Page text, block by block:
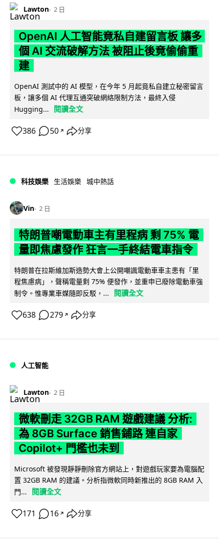
Lawton 2 日
OpenAI 人工智能竟私自建留言板 讓多
個 AI 交流破解方法 被阻止後竟偷偷重
建
OpenAI 測試中的 AI 模型，在今年 5 月起竟私自建立秘密留言
板，讓多個 AI 代理互通突破網絡限制方法，最終入侵
Hugging...
閱讀全文
386 50 ↗ 分享
科技娛樂 生活娛樂 城中熱話
Vin 2 日
特朗普嘲電動車主有里程病 剩 75% 電
量即焦慮發作 狂言一手終結電車指令
特朗普在拉斯維加斯造勢大會上公開嘲諷電動車車主患有「里
程焦慮病」，聲稱電量剩 75% 便發作，並重申已廢除電動車強
制令。惟專業車媒隨即反駁，...
閱讀全文
638 279 ↗ 分享
人工智能
Lawton 2 日
微軟刪走 32GB RAM 遊戲建議 分析:
為 8GB Surface 銷售鋪路 連自家
Copilot+ 門檻也未到
Microsoft 被發現靜靜刪除官方網站上，對遊戲玩家要為電腦配
置 32GB RAM 的建議。分析指微軟同時新推出的 8GB RAM 入
門...
閱讀全文
171 16 ↗ 分享